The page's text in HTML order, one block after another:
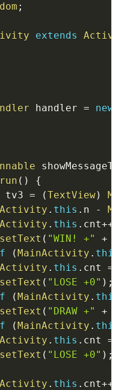
;
extends
handler = new
run ( )
{
tv3 = (TextView)
. this . n -
. this . cnt++
setText ( "WIN! +" +
(MainActivity . this
. this . cnt =
setText ( "LOSE +0" ) ;
(MainActivity . this
setText ( "DRAW +" +
(MainActivity . this
. this . cnt =
setText ( "LOSE +0" ) ;
. this . cnt++